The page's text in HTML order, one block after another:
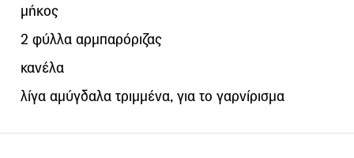
μήκος
2 φύλλα αρμπαρόριζας
κανέλα
λίγα αμύγδαλα τριμμένα, για το γαρνίρισμα